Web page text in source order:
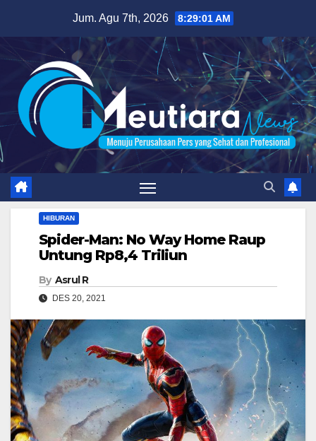
content
Jum. Agu 7th, 2026 8:29:03 AM
HIBURAN
Spider-Man: No Way Home Raup
Untung Rp8,4 Triliun
By Asrul R
DES 20, 2021